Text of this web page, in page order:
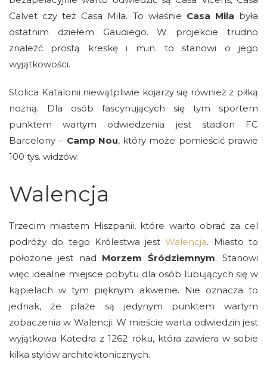
Calvet czy też Casa Mila. To właśnie Casa Mila była
ostatnim dziełem Gaudiego. W projekcie trudno
znaleźć prostą kreskę i m.in. to stanowi o jego
wyjątkowości.
Stolica Katalonii niewątpliwie kojarzy się również z piłką
nożną. Dla osób fascynujących się tym sportem
punktem wartym odwiedzenia jest stadion FC
Barcelony – Camp Nou, który może pomieścić prawie
100 tys. widzów.
Walencja
Trzecim miastem Hiszpanii, które warto obrać za cel
podróży do tego Królestwa jestWalencja. Miasto to
położone jest nad Morzem Śródziemnym. Stanowi
więc idealne miejsce pobytu dla osób lubujących się w
kąpielach w tym pięknym akwenie. Nie oznacza to
jednak, że plaże są jedynym punktem wartym
zobaczenia w Walencji. W mieście warta odwiedzin jest
wyjątkowa Katedra z 1262 roku, która zawiera w sobie
kilka stylów architektonicznych.